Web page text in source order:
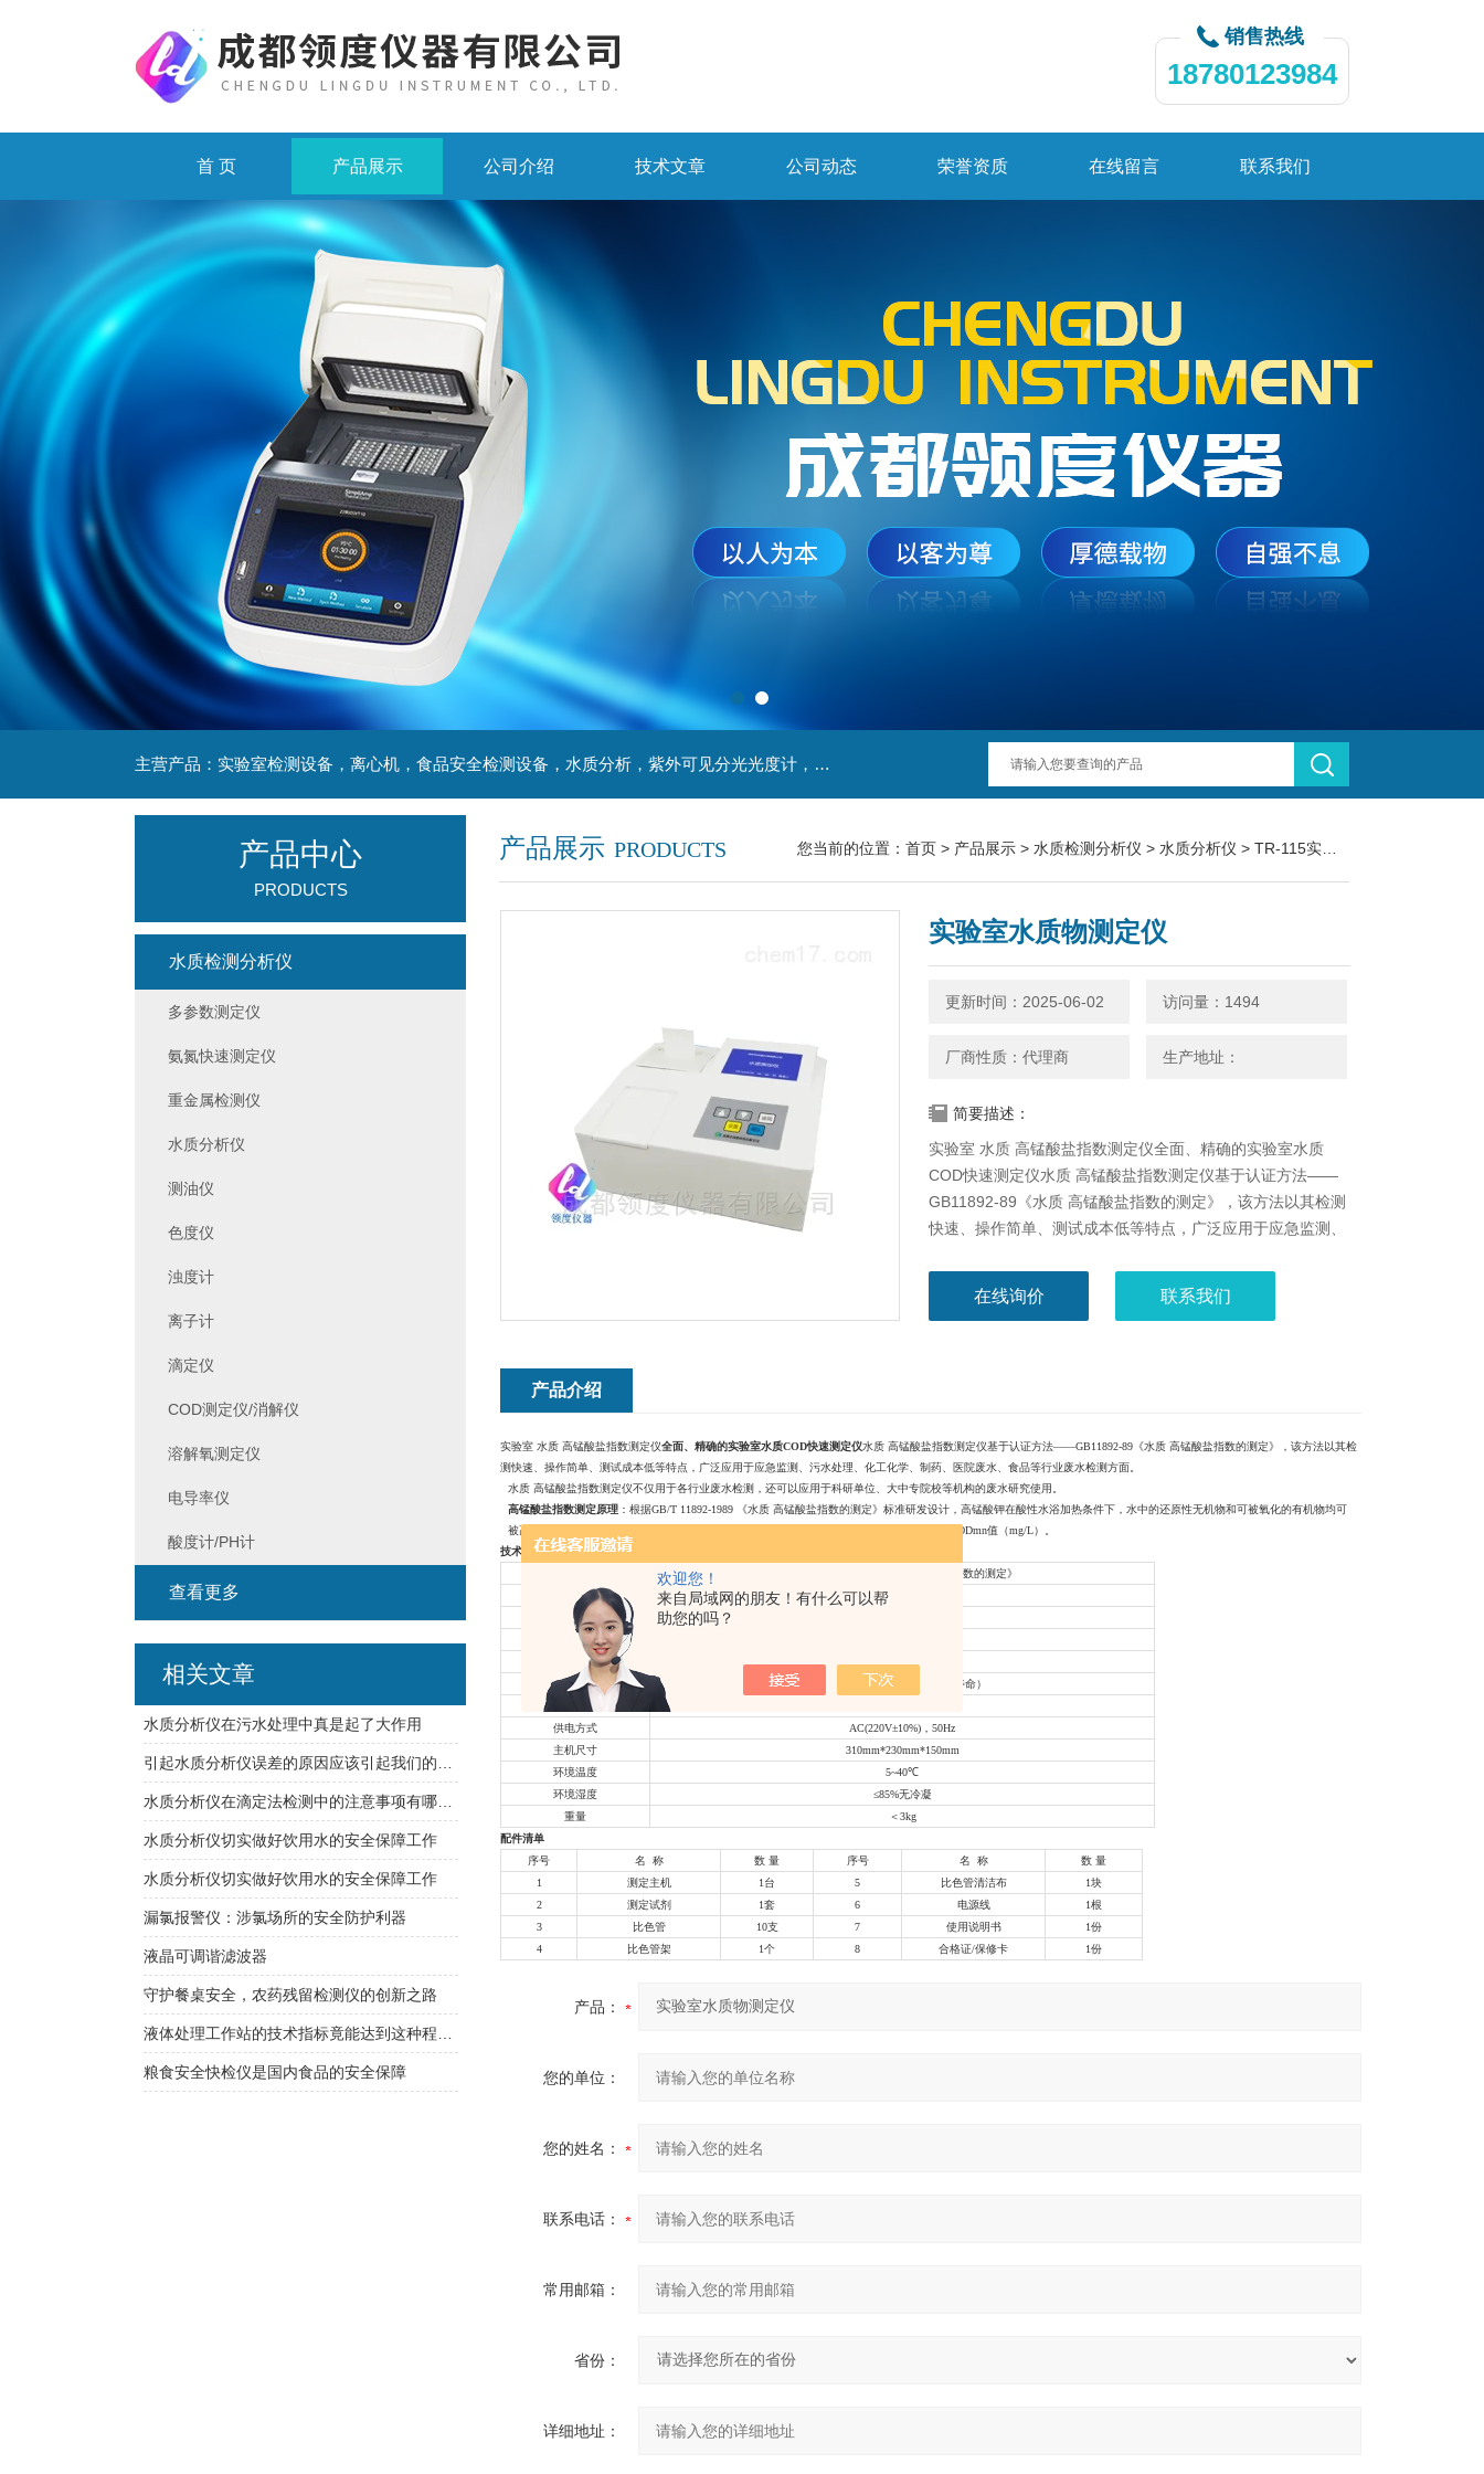
欢迎您！
来自局域网的朋友！有什么可以帮
助您的吗？
销售热线
18780123984
首 页 产品展示 公司介绍 技术文章 公司动态 荣誉资质 在线留言 联系我们
主营产品：实验室检测设备，离心机，食品安全检测设备，水质分析，紫外可见分光光度计，液氮罐，万分之一天平，离心机生物实验室工程，移液器
产品展示 PRODUCTS 您当前的位置： 首页 > 产品展示 > 水质检测分析仪 > 水质分析仪 > TR-115实验室水质物测定仪
实验室水质物测定仪
更新时间：2025-06-02 访问量：1494
厂商性质：代理商 生产地址：
简要描述：
实验室 水质 高锰酸盐指数测定仪全面、精确的实验室水质
COD快速测定仪水质 高锰酸盐指数测定仪基于认证方法——
GB11892-89《水质 高锰酸盐指数的测定》，该方法以其检测
快速、操作简单、测试成本低等特点，广泛应用于应急监测、
在线询价 联系我们
产品介绍
实验室 水质 高锰酸盐指数测定仪全面、精确的实验室水质COD快速测定仪水质 高锰酸盐指数测定仪基于认证方法——GB11892-89《水质 高锰酸盐指数的测定》，该方法以其检
测快速、操作简单、测试成本低等特点，广泛应用于应急监测、污水处理、化工化学、制药、医院废水、食品等行业废水检测方面。
水质 高锰酸盐指数测定仪不仅用于各行业废水检测，还可以应用于科研单位、大中专院校等机构的废水研究使用。
高锰酸盐指数测定原理 ：根据GB/T 11892-1989 《水质 高锰酸盐指数的测定》标准研发设计，高锰酸钾在酸性水浴加热条件下，水中的还原性无机物和可被氧化的有机物均可
被高锰酸钾氧化，再以分光光度法测定高锰酸钾的吸光度，经过微电脑芯片计算后直接显示CODmn值（mg/L）。
技术参数
GB/T 11892-1989 《水质 高锰酸盐指数的测定》
测定范围
0-10mg/L（分段测定）
检测下限
测定精度
重复性
光学稳定性
≤±0.001A/20分钟（10万小时寿命）
比色方式
供电方式
AC(220V±10%)，50Hz
主机尺寸
310mm*230mm*150mm
环境温度
5~40℃
环境湿度
≤85%无冷凝
重量
＜3kg
配件清单
序号
名 称 数 量 序号 名 称
数 量
1
测定主机 1台 5 比色管清洁布
1块
2
测定试剂 1套 6 电源线
1根
3
比色管 10支 7 使用说明书
1份
4
比色管架 1个 8 合格证/保修卡 1份
产品：
您的单位：
您的姓名：
联系电话：
常用邮箱：
省份：
详细地址：
产品中心
PRODUCTS
水质检测分析仪
多参数测定仪
氨氮快速测定仪
重金属检测仪
水质分析仪
测油仪
色度仪
浊度计
离子计
滴定仪
COD测定仪/消解仪
溶解氧测定仪
电导率仪
酸度计/PH计
查看更多
相关文章
水质分析仪在污水处理中真是起了大作用
水质分析仪在滴定法检测中的注意事项有哪些？
水质分析仪切实做好饮用水的安全保障工作
水质分析仪切实做好饮用水的安全保障工作
漏氯报警仪：涉氯场所的安全防护利器
液晶可调谐滤波器
守护餐桌安全，农药残留检测仪的创新之路
粮食安全快检仪是国内食品的安全保障